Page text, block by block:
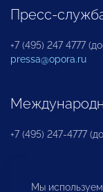
Пресс-
+7 (495) 247 4777
pressa@opora.ru
+7 (495) 247-4777
Бюро по
Мы